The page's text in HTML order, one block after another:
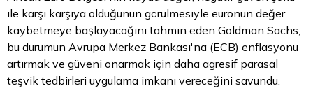
ile karşı karşıya olduğunun görülmesiyle euronun değer
kaybetmeye başlayacağını tahmin eden Goldman Sachs,
bu durumun Avrupa Merkez Bankası'na (ECB) enflasyonu
artırmak ve güveni onarmak için daha agresif parasal
teşvik tedbirleri uygulama imkanı vereceğini savundu.